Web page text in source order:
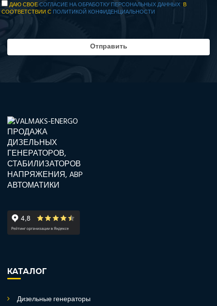
ДАЮ СВОЕСОГЛАСИЕ НА ОБРАБОТКУ ПЕРСОНАЛЬНЫХ ДАННЫХ В
СООТВЕТСТВИИ С ПОЛИТИКОЙ КОНФИДЕНЦИАЛЬНОСТИ
КАТАЛОГ
Дизельные генераторы